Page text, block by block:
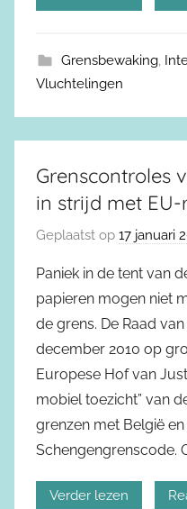
Grensbewaking,
Vluchtelingen
Grenscontroles
in strijd met EU-
Geplaatst op 17 januari
Paniek in de tent van
papieren mogen niet
de grens. De Raad
december 2010 op
Europese Hof van
mobiel toezicht” van
grenzen met België
Schengengrenscode.
Verder lezen